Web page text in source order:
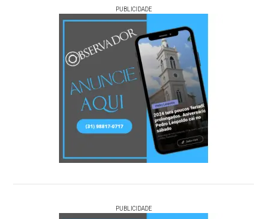
PUBLICIDADE
PUBLICIDADE